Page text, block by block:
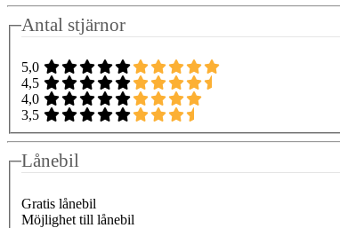
Antal stjärnor
5,0
4,5
4,0
3,5
Lånebil
Gratis lånebil
Möjlighet till lånebil